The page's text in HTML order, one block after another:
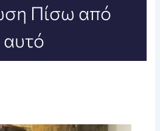
Πίσω από
αυτό